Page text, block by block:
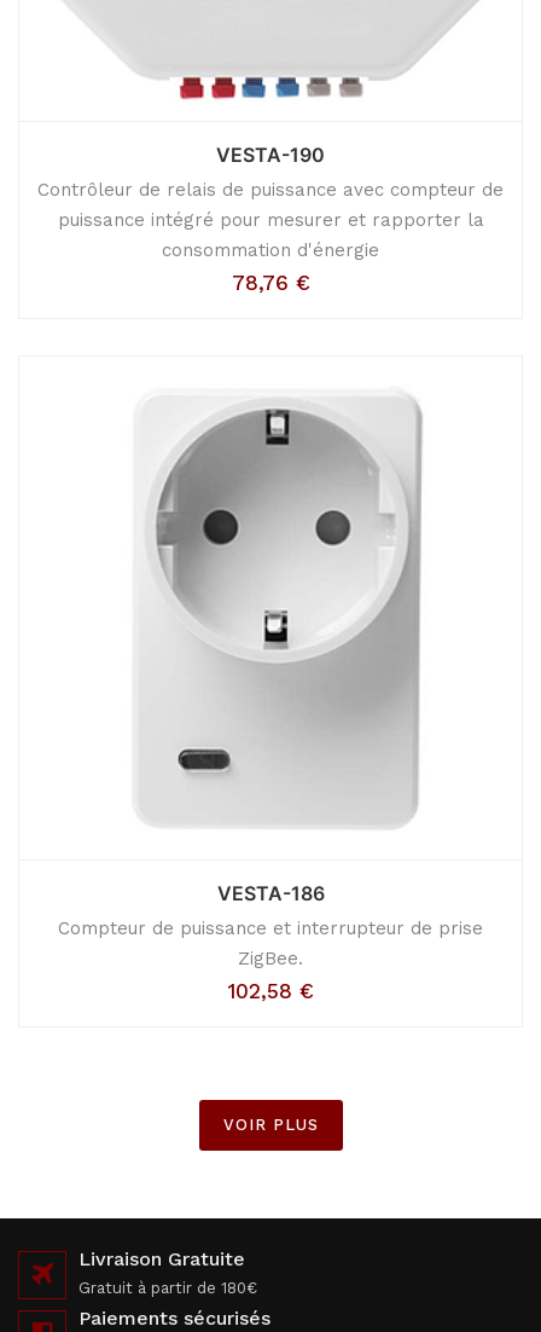
VESTA-190
Contrôleur de relais de puissance avec compteur de
puissance intégré pour mesurer et rapporter la
consommation d'énergie
78,76 €
VESTA-186
Compteur de puissance et interrupteur de prise
ZigBee.
102,58 €
VOIR PLUS
Livraison Gratuite
Gratuit à partir de 180€
Paiements sécurisés